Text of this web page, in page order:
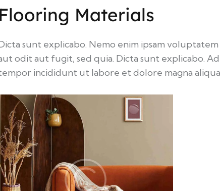
Flooring Materials
sunt explicabo. Nemo enim ipsam
odit aut fugit, sed quia. Dicta sunt explicabo.
incididunt ut labore et dolore magna